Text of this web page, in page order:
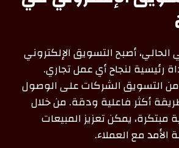
أصبح التسويق الإلكتروني
رئيسية لنجاح أي عمل تجاري.
من التسويق الشركات على الوصول
أكثر فاعلية ودقة. من خلال
مبتكرة، يمكن تعزيز المبيعات
الأمد مع العملاء.